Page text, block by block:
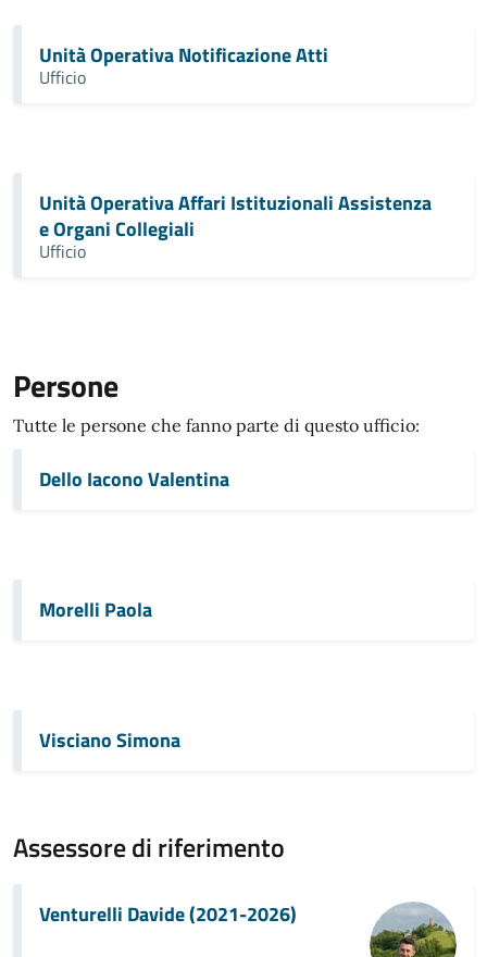
Unità Operativa Notificazione Atti
Ufficio
Unità Operativa Affari Istituzionali Assistenza
e Organi Collegiali
Ufficio
Persone
Tutte le persone che fanno parte di questo ufficio:
Dello Iacono Valentina
Morelli Paola
Visciano Simona
Assessore di riferimento
Venturelli Davide (2021-2026)